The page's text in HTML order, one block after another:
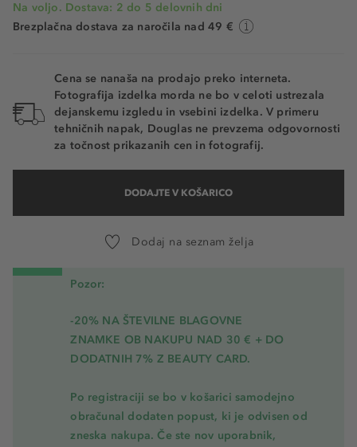
Na voljo. Dostava: 2 do 5 delovnih dni
Brezplačna dostava za naročila nad 49 €
Cena se nanaša na prodajo preko interneta.
Fotografija izdelka morda ne bo v celoti ustrezala
dejanskemu izgledu in vsebini izdelka. V primeru
tehničnih napak, Douglas ne prevzema odgovornosti
za točnost prikazanih cen in fotografij.
DODAJTE V KOŠARICO
Dodaj na seznam želja
Pozor:
-20% NA ŠTEVILNE BLAGOVNE
ZNAMKE OB NAKUPU NAD 30 € + DO
DODATNIH 7% Z BEAUTY CARD.
Po registraciji se bo v košarici samodejno
obračunal dodaten popust, ki je odvisen od
zneska nakupa. Če ste nov uporabnik,